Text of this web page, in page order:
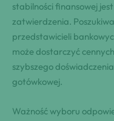
stabilności finansowej
zatwierdzenia.
przedstawicieli
może dostarczyć
szybszego
gotówkowej.
Ważność wyboru